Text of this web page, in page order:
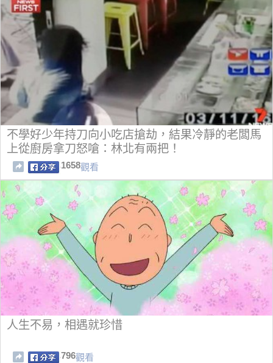
不學好少年持刀向小吃店搶劫，結果冷靜的老闆馬
上從廚房拿刀怒嗆：林北有兩把！
1658觀看
人生不易，相遇就珍惜
796觀看